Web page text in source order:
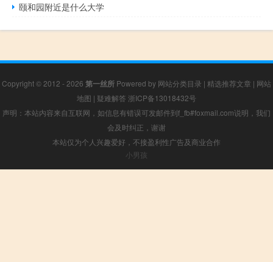
颐和园附近是什么大学
Copyright © 2012 - 2026 第一丝所 Powered by 网站分类目录 | 精选推荐文章 | 网站
地图 | 疑难解答 浙ICP备13018432号
声明：本站内容来自互联网，如信息有错误可发邮件到f_fb#foxmail.com说明，我们
会及时纠正，谢谢
本站仅为个人兴趣爱好，不接盈利性广告及商业合作
小男孩